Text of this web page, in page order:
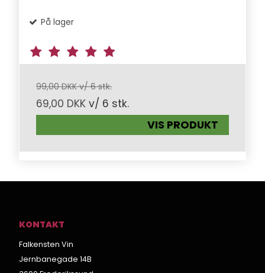
På lager
99,00 DKK v/ 6 stk.
69,00 DKK v/ 6 stk.
VIS PRODUKT
KONTAKT
Falkensten Vin
Jernbanegade 14B